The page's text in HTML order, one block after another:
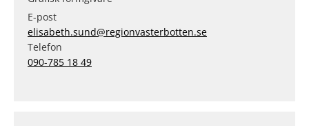
E-post
elisabeth.sund@regionvasterbotten.se
Telefon
090-785 18 49